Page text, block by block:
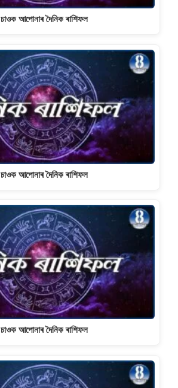
চাওক আপোনাৰ দৈনিক ৰাশিফল
চাওক আপোনাৰ দৈনিক ৰাশিফল
চাওক আপোনাৰ দৈনিক ৰাশিফল